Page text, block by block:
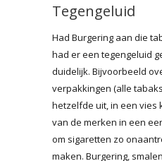
Tegengeluid
Had Burgering aan die
had er een tegengeluid
duidelijk. Bijvoorbeeld
verpakkingen (alle
hetzelfde uit, in een vies
van de merken in een
om sigaretten zo
maken. Burgering,